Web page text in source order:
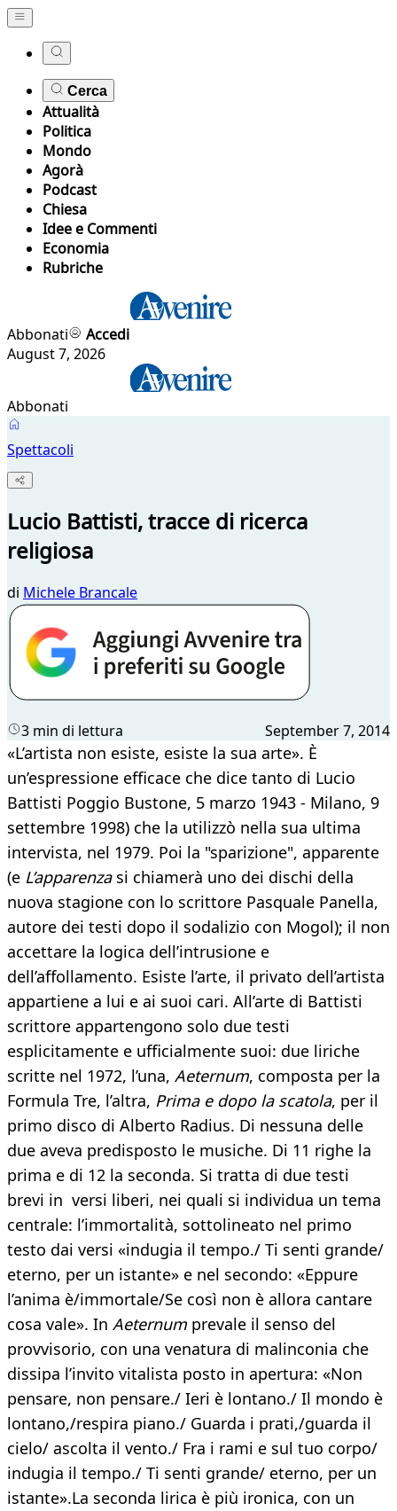
Cerca
Attualità
Politica
Mondo
Agorà
Podcast
Chiesa
Idee e Commenti
Economia
Rubriche
Abbonati
Accedi
August 7, 2026
Abbonati
Spettacoli
Lucio Battisti, tracce di ricerca
religiosa
di Michele Brancale
3 min di lettura September 7, 2014
​«L’artista non esiste, esiste la sua arte». È
un’espressione efficace che dice tanto di Lucio
Battisti Poggio Bustone, 5 marzo 1943 - Milano, 9
settembre 1998) che la utilizzò nella sua ultima
intervista, nel 1979. Poi la "sparizione", apparente
(e L’apparenzasi chiamerà uno dei dischi della
nuova stagione con lo scrittore Pasquale Panella,
autore dei testi dopo il sodalizio con Mogol); il non
accettare la logica dell’intrusione e
dell’affollamento. Esiste l’arte, il privato dell’artista
appartiene a lui e ai suoi cari. All’arte di Battisti
scrittore appartengono solo due testi
esplicitamente e ufficialmente suoi: due liriche
scritte nel 1972, l’una, Aeternum, composta per la
Formula Tre, l’altra, Prima e dopo la scatola, per il
primo disco di Alberto Radius. Di nessuna delle
due aveva predisposto le musiche. Di 11 righe la
prima e di 12 la seconda. Si tratta di due testi
brevi in versi liberi, nei quali si individua un tema
centrale: l’immortalità, sottolineato nel primo
testo dai versi «indugia il tempo./ Ti senti grande/
eterno, per un istante» e nel secondo: «Eppure
l’anima è/immortale/Se così non è allora cantare
cosa vale». In Aeternumprevale il senso del
provvisorio, con una venatura di malinconia che
dissipa l’invito vitalista posto in apertura: «Non
pensare, non pensare./ Ieri è lontano./ Il mondo è
lontano,/respira piano./ Guarda i prati,/guarda il
cielo/ ascolta il vento./ Fra i rami e sul tuo corpo/
indugia il tempo./ Ti senti grande/ eterno, per un
istante».La seconda lirica è più ironica, con un